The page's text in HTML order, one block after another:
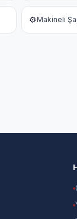
⚙️Makineli